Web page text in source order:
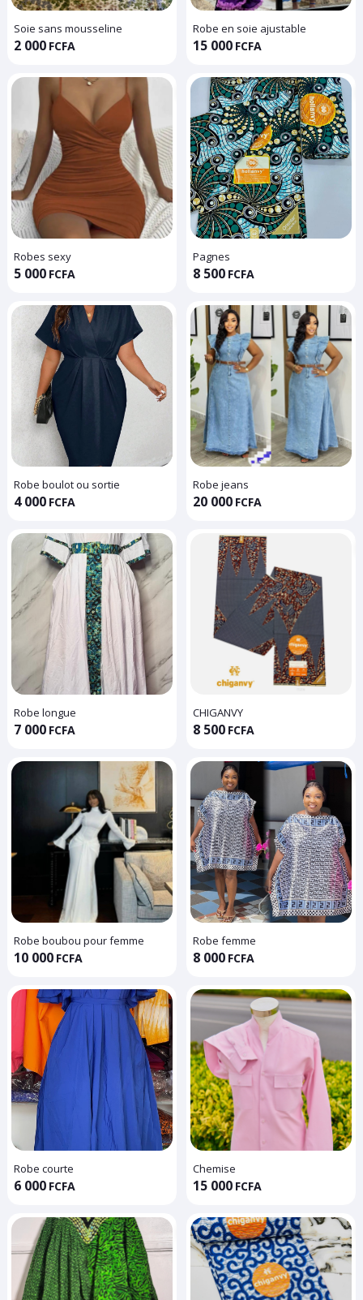
Soie sans mousseline
2 000 FCFA
Robe en soie ajustable
15 000 FCFA
Robes sexy
5 000 FCFA
Pagnes
8 500 FCFA
Robe boulot ou sortie
4 000 FCFA
Robe jeans
20 000 FCFA
Robe longue
7 000 FCFA
CHIGANVY
8 500 FCFA
Robe boubou pour femme
10 000 FCFA
Robe femme
8 000 FCFA
Robe courte
6 000 FCFA
Chemise
15 000 FCFA